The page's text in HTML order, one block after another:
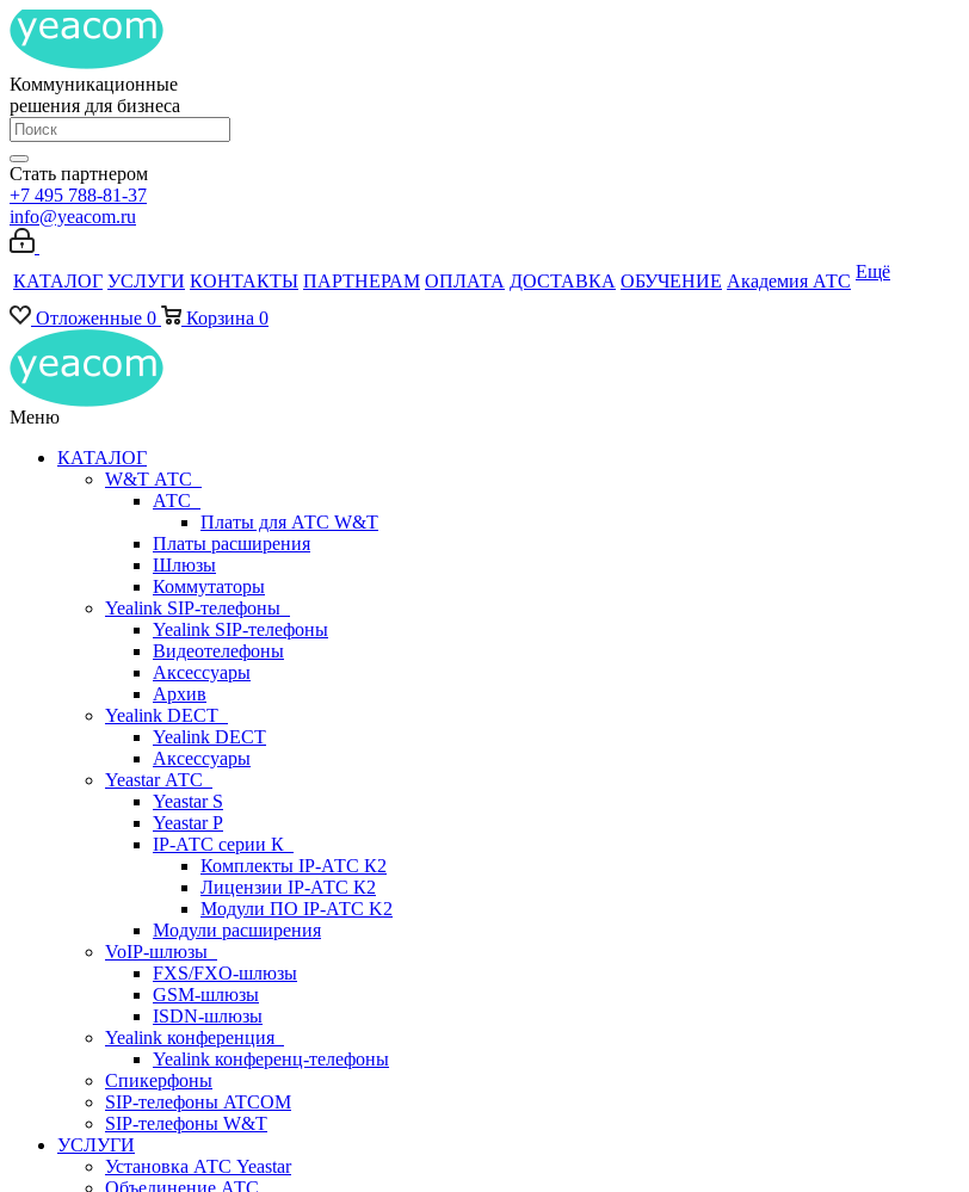
Коммуникационные
решения для бизнеса
Стать партнером
+7 495 788-81-37
info@yeacom.ru
КАТАЛОГ УСЛУГИ КОНТАКТЫ ПАРТНЕРАМ ОПЛАТА ДОСТАВКА ОБУЧЕНИЕ Академия АТС Ещё
Отложенные 0 Корзина 0
Меню
КАТАЛОГ
W&T АТС
АТС
Платы для АТС W&T
Платы расширения
Шлюзы
Коммутаторы
Yealink SIP-телефоны
Yealink SIP-телефоны
Видеотелефоны
Аксессуары
Архив
Yealink DECT
Yealink DECT
Аксессуары
Yeastar АТС
Yeastar S
Yeastar P
IP-АТС серии К
Комплекты IP-АТС К2
Лицензии IP-АТС К2
Модули ПО IP-АТС K2
Модули расширения
VoIP-шлюзы
FXS/FXO-шлюзы
GSM-шлюзы
ISDN-шлюзы
Yealink конференция
Yealink конференц-телефоны
Спикерфоны
SIP-телефоны ATCOM
SIP-телефоны W&T
УСЛУГИ
Установка АТС Yeastar
Объединение АТС